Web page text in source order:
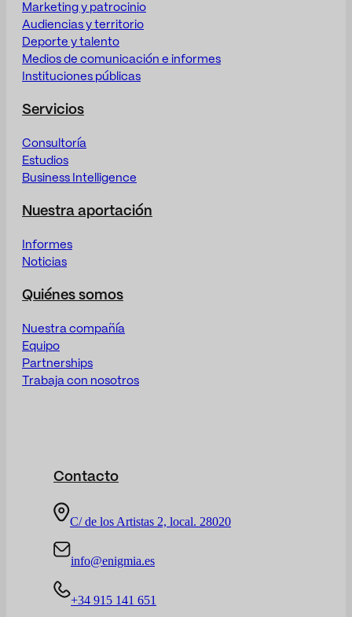
Marketing y patrocinio
Audiencias y territorio
Deporte y talento
Medios de comunicación e informes
Instituciones públicas
Servicios
Consultoría
Estudios
Business Intelligence
Nuestra aportación
Informes
Noticias
Quiénes somos
Nuestra compañía
Equipo
Partnerships
Trabaja con nosotros
Contacto
C/ de los Artistas 2, local. 28020
info@enigmia.es
+34 915 141 651